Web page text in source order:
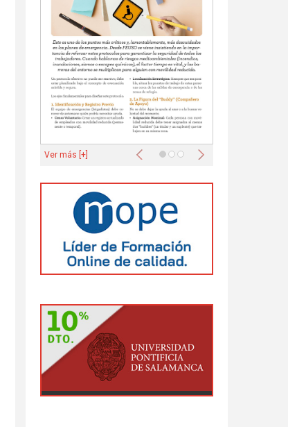
Anterior Siguiente
Ver más [+]